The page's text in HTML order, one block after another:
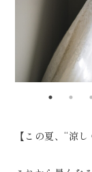
Time.10:30 -
らでは
ト”も
な笑顔
こちら
間でし
したく
【この夏、“涼